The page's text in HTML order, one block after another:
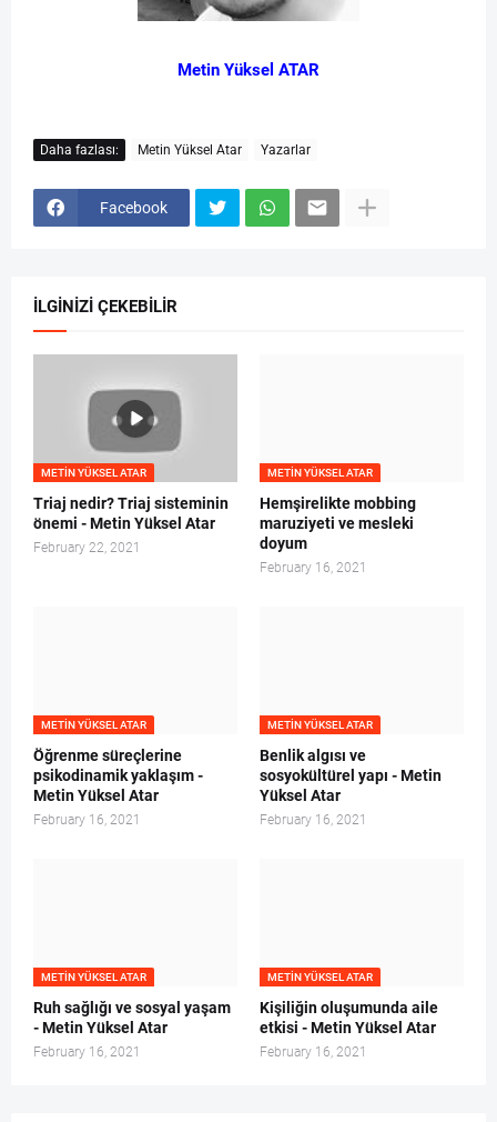
Metin Yüksel ATAR
Daha fazlası: Metin Yüksel Atar Yazarlar
Facebook
İLGİNİZİ ÇEKEBİLİR
METIN YÜKSEL ATAR
Triaj nedir? Triaj sisteminin
önemi - Metin Yüksel Atar
February 22, 2021
METIN YÜKSEL ATAR
Hemşirelikte mobbing
maruziyeti ve mesleki
doyum
February 16, 2021
METIN YÜKSEL ATAR
Öğrenme süreçlerine
psikodinamik yaklaşım -
Metin Yüksel Atar
February 16, 2021
METIN YÜKSEL ATAR
Benlik algısı ve
sosyokültürel yapı - Metin
Yüksel Atar
February 16, 2021
METIN YÜKSEL ATAR
Ruh sağlığı ve sosyal yaşam
- Metin Yüksel Atar
February 16, 2021
METIN YÜKSEL ATAR
Kişiliğin oluşumunda aile
etkisi - Metin Yüksel Atar
February 16, 2021